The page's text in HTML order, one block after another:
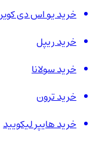
خرید یو اس دی کوین
خرید ریپل
خرید سولانا
خرید ترون
خرید هایپر لیکویید